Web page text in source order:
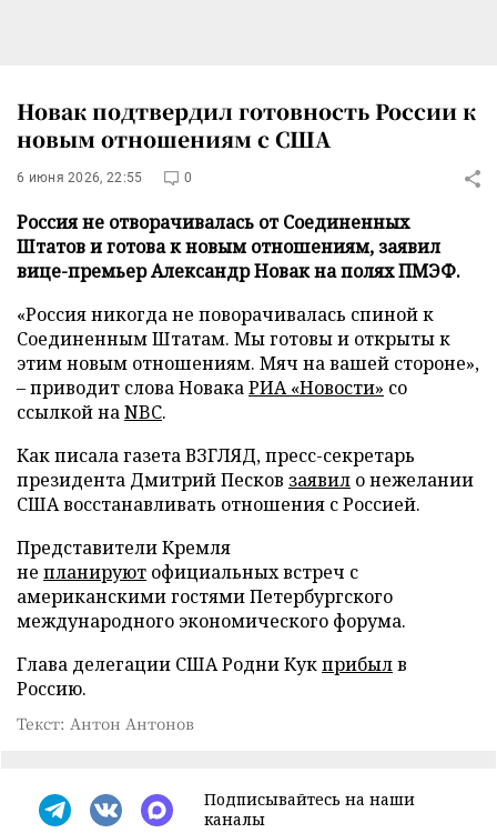
Новак подтвердил готовность России к
новым отношениям с США
6 июня 2026, 22:55 0
Россия не отворачивалась от Соединенных
Штатов и готова к новым отношениям, заявил
вице-премьер Александр Новак на полях ПМЭФ.
«Россия никогда не поворачивалась спиной к
Соединенным Штатам. Мы готовы и открыты к
этим новым отношениям. Мяч на вашей стороне»,
– приводит слова НовакаРИА «Новости» со
ссылкой наNBC.
Как писала газета ВЗГЛЯД, пресс-секретарь
президента Дмитрий Песков заявил о нежелании
США восстанавливать отношения с Россией.
Представители Кремля
не планируют официальных встреч с
американскими гостями Петербургского
международного экономического форума.
Глава делегации США Родни Кукприбылв
Россию.
Текст: Антон Антонов
Подписывайтесь на наши
каналы